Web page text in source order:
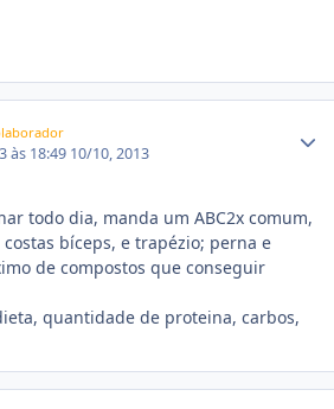
às 18:49 10/10, 2013
todo dia, manda um ABC2x comum,
bíceps, e trapézio; perna e
de compostos que conseguir
quantidade de proteina, carbos,